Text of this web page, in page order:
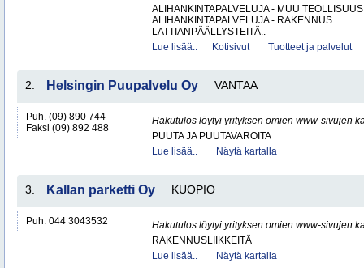
ALIHANKINTAPALVELUJA - MUU TEOLLISUUS
ALIHANKINTAPALVELUJA - RAKENNUS
LATTIANPÄÄLLYSTEITÄ..
Lue lisää..
Kotisivut Tuotteet ja palvelut
2. Helsingin Puupalvelu Oy VANTAA
Puh. (09) 890 744
Faksi (09) 892 488
Hakutulos löytyi yrityksen omien www-sivujen
PUUTA JA PUUTAVAROITA
Lue lisää..
Näytä kartalla
3. Kallan parketti Oy KUOPIO
Puh. 044 3043532
Hakutulos löytyi yrityksen omien www-sivujen
RAKENNUSLIIKKEITÄ
Lue lisää..
Näytä kartalla